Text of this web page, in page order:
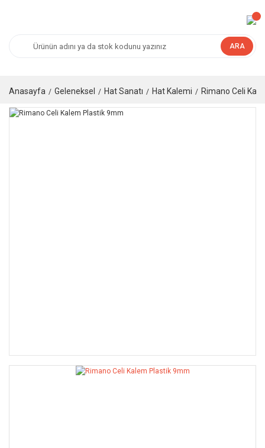
ARA
Anasayfa Geleneksel Hat Sanatı Hat Kalemi Rimano Celi